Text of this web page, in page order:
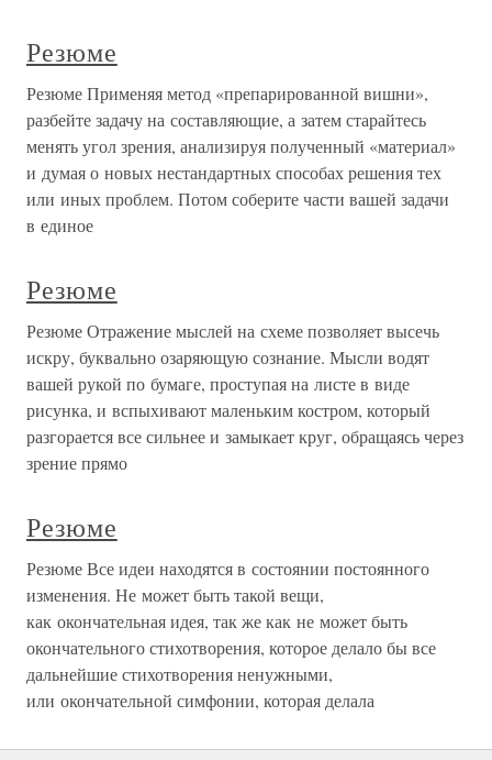
Резюме
Резюме Применяя метод «препарированной вишни»,
разбейте задачу на составляющие, а затем старайтесь
менять угол зрения, анализируя полученный «материал»
и думая о новых нестандартных способах решения тех
или иных проблем. Потом соберите части вашей задачи
в единое
Резюме
Резюме Отражение мыслей на схеме позволяет высечь
искру, буквально озаряющую сознание. Мысли водят
вашей рукой по бумаге, проступая на листе в виде
рисунка, и вспыхивают маленьким костром, который
разгорается все сильнее и замыкает круг, обращаясь через
зрение прямо
Резюме
Резюме Все идеи находятся в состоянии постоянного
изменения. Не может быть такой вещи,
как окончательная идея, так же как не может быть
окончательного стихотворения, которое делало бы все
дальнейшие стихотворения ненужными,
или окончательной симфонии, которая делала